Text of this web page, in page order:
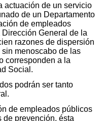
actuación de un servicio
de un Departamento
de empleados
General de la
razones de dispersión
menoscabo de las
corresponden a la
Social.
podrán ser tanto
de empleados públicos
de prevención, ésta